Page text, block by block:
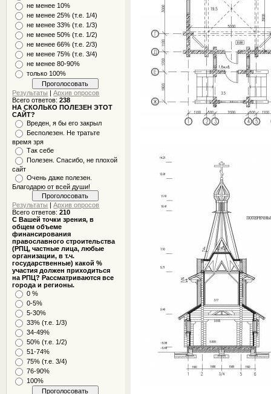
не менее 10%
не менее 25% (т.е. 1/4)
не менее 33% (т.е. 1/3)
не менее 50% (т.е. 1/2)
не менее 66% (т.е. 2/3)
не менее 75% (т.е. 3/4)
не менее 80-90%
только 100%
Результаты |Архив опросов
Всего ответов:238
НА СКОЛЬКО ПОЛЕЗЕН ЭТОТ
САЙТ?
Вреден, я бы его закрыл
Бесполезен. Не тратьте
время зря
Так себе
Полезен. Спасибо, не плохой
сайт
Очень даже полезен.
Благодарю от всей души!
Результаты |Архив опросов
Всего ответов:210
С Вашей точки зрения, в
общем объеме
финансирования
православного строительства
(РПЦ, частные лица, любые
организации, в т.ч.
государственные) какой %
участия должен приходиться
на РПЦ? Рассматриваются все
города и регионы.
0 %
0-5%
5-30%
33% (т.е. 1/3)
34-49%
50% (т.е. 1/2)
51-74%
75% (т.е. 3/4)
76-90%
100%